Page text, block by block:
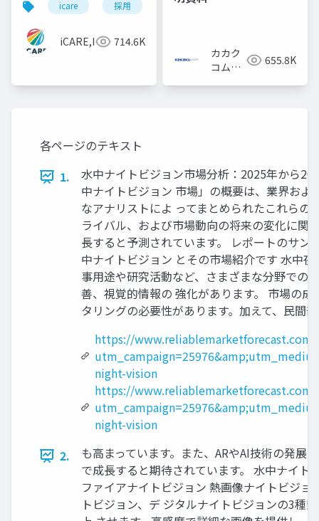
icare 採用 カルチャーデック
iCARE,Inc 714.6K
カカク
コム採
655.8K
各ページのテキスト
1.
水中ナイトビジョン市場分析：2025年から
中ナイトビジョン 市場」の概要は、業界お
なアナリストによ ってまとめられたこれら
ライバル、および市場動向の将来の変化に関
長すると予測されています。 レポートのサ
中ナイトビジョン とその市場紹介です 水中
事用途や研究活動など、さまざまな分野での
善、視覚的情報の 強化があります。 市場の
タリングの必要性があります。加えて、民間
https://
night-vision
https://
night-vision
2.
も高まっています。また、ARやAI技術の発展
で成長すると期待されています。 水中ナイ
ファイアナイトビジョン 熱画像ナイトビジ
トビジョン、デ ジタルナイトビジョンの3種